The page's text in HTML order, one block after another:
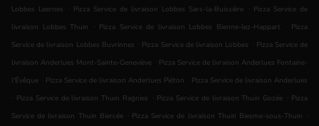
Lobbes Leernes
. Pizza Service de livraison Lobbes Sars-la-Buissière . Pizza Service de
livraison Lobbes Thuin
. Pizza Service de livraison Lobbes Bienne-lez-Happart . Pizza
Service de livraison Lobbes Buvrinnes . Pizza Service de livraison Lobbes . Pizza Service de
livraison Anderlues Mont-Sainte-Geneviève . Pizza Service de livraison Anderlues Fontaine-
l'Évêque . Pizza Service de livraison Anderlues Piéton . Pizza Service de livraison Anderlues
. Pizza Service de livraison Thuin Ragnies . Pizza Service de livraison Thuin Gozée . Pizza
Service de livraison Thuin Biercée . Pizza Service de livraison Thuin Biesme-sous-Thuin .